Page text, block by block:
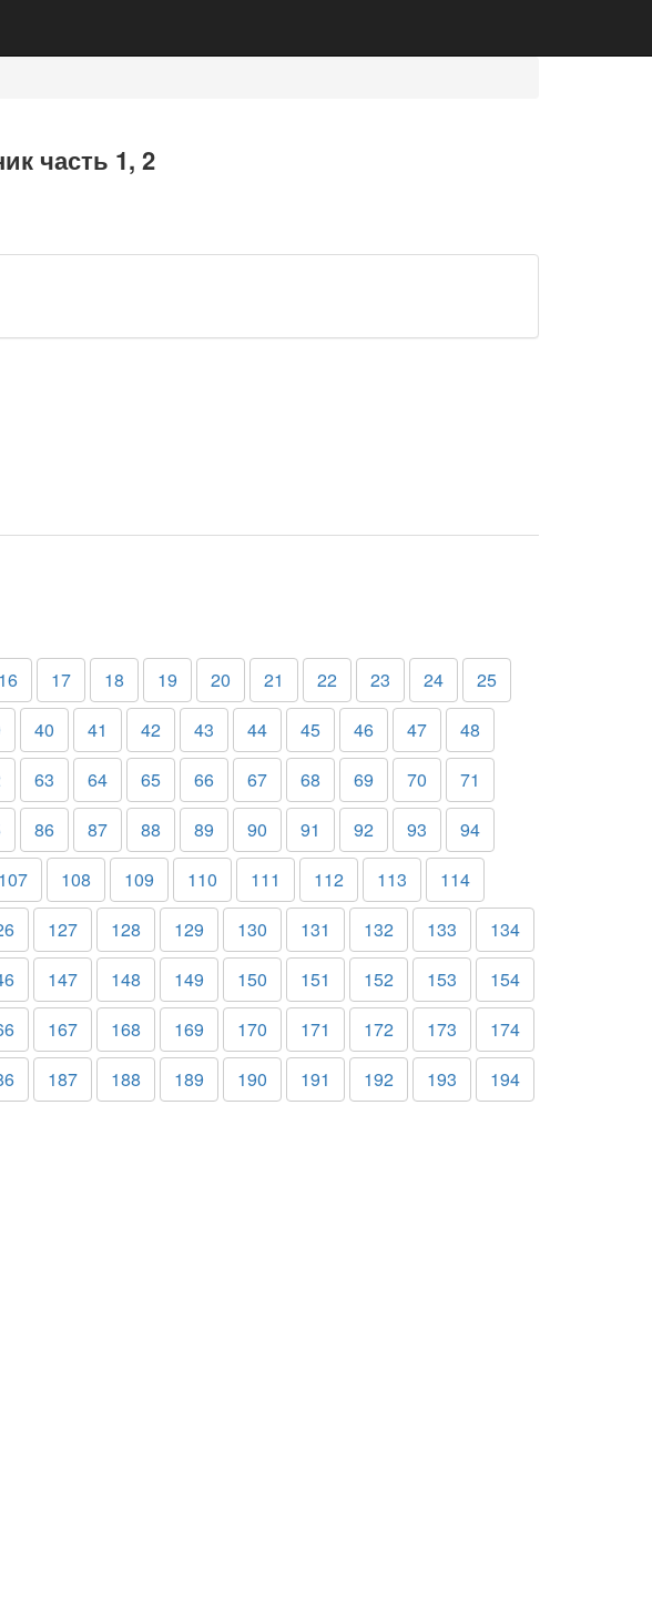
часть 1, 2
16 17 18 19 20 21 22 23 24
25
40 41 42 43 44 45 46 47
48
63 64 65 66 67 68 69 70
71
86 87 88 89 90 91 92 93
94
107 108 109 110 111 112 113
114
127 128 129 130 131 132 133
134
147 148 149 150 151 152 153
154
167 168 169 170 171 172 173
174
187 188 189 190 191 192 193
194